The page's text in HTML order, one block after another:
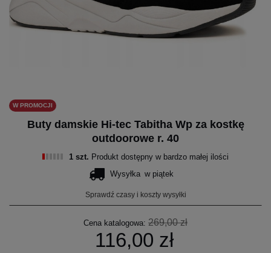
W PROMOCJI
Buty damskie Hi-tec Tabitha Wp za kostkę
outdoorowe r. 40
1 szt. Produkt dostępny w bardzo małej ilości
Wysyłka w piątek
Sprawdź czasy i koszty wysyłki
Cena katalogowa: 269,00 zł
116,00 zł